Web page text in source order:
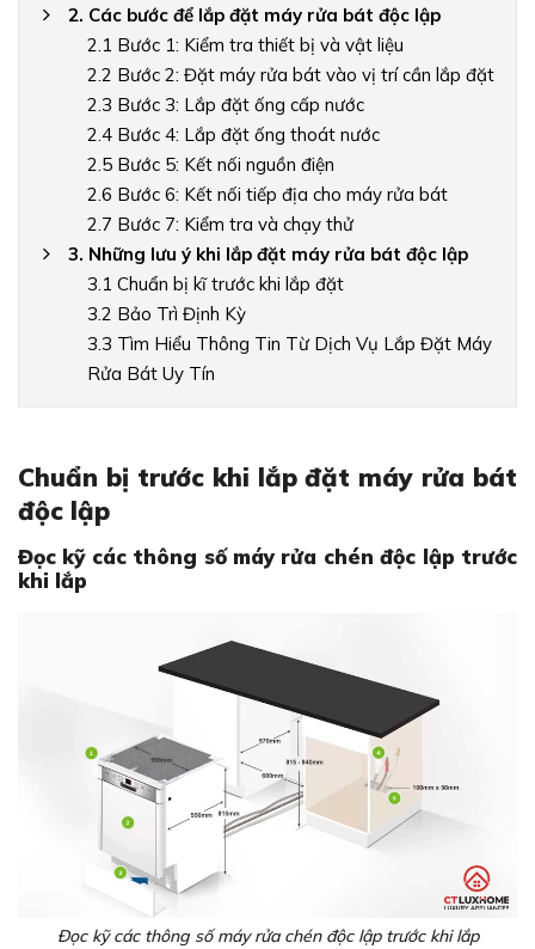
2. Các bước để lắp đặt máy rửa bát độc lập
2.1 Bước 1: Kiểm tra thiết bị và vật liệu
2.2 Bước 2: Đặt máy rửa bát vào vị trí cần lắp đặt
2.3 Bước 3: Lắp đặt ống cấp nước
2.4 Bước 4: Lắp đặt ống thoát nước
2.5 Bước 5: Kết nối nguồn điện
2.6 Bước 6: Kết nối tiếp địa cho máy rửa bát
2.7 Bước 7: Kiểm tra và chạy thử
3. Những lưu ý khi lắp đặt máy rửa bát độc lập
3.1 Chuẩn bị kĩ trước khi lắp đặt
3.2 Bảo Trì Định Kỳ
3.3 Tìm Hiểu Thông Tin Từ Dịch Vụ Lắp Đặt Máy
Rửa Bát Uy Tín
Chuẩn bị trước khi lắp đặt máy rửa bát
độc lập
Đọc kỹ các thông số máy rửa chén độc lập trước
khi lắp
Đọc kỹ các thông số máy rửa chén độc lập trước khi lắp